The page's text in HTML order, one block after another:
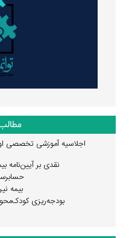
اجلاسیه آموزشی تخصصی
نقدی بر آیین‌نامه
بیمه
بودجه‌ریزی